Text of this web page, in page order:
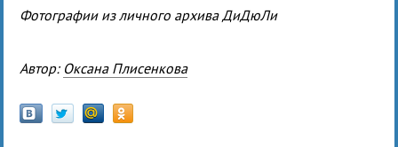
Фотографии из личного архива ДиДюЛи
Автор: Оксана Плисенкова